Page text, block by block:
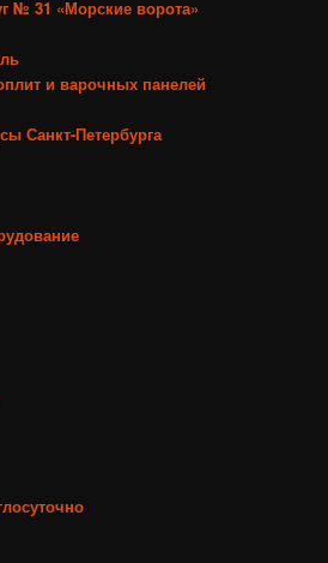
№ 31 «Морские ворота»
и варочных панелей
Санкт-Петербурга